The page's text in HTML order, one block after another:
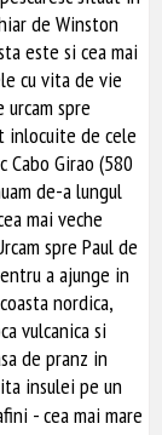
de Winston
este si cea mai
cu vita de vie
spre
inlocuite de cele
Cabo Girao (580
de-a lungul
mai veche
spre Paul de
a ajunge in
nordica,
vulcanica si
de pranz in
insulei pe un
- cea mai mare